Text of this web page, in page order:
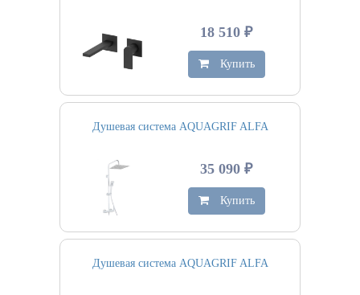
18 510 ₽
Купить
Душевая система AQUAGRIF ALFA
35 090 ₽
Купить
Душевая система AQUAGRIF ALFA